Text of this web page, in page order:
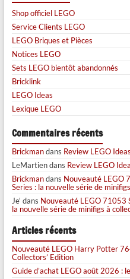
Shop officiel LEGO
Service Clients LEGO
LEGO Briques et Pièces
Notices LEGO
Sets LEGO bientôt abandonnés
Bricklink
LEGO Ideas
Lexique LEGO
Commentaires récents
Brickmandans Review LEGO
LeMartiendans Review LEGO
Brickmandans Nouveauté LEGO
Series : la nouvelle série de
Je' dans Nouveauté LEGO 71053
la nouvelle série de minifigs à
Articles récents
Nouveauté LEGO Harry Potter
Collectors’ Edition
Guide d’achat LEGO août 2026 :